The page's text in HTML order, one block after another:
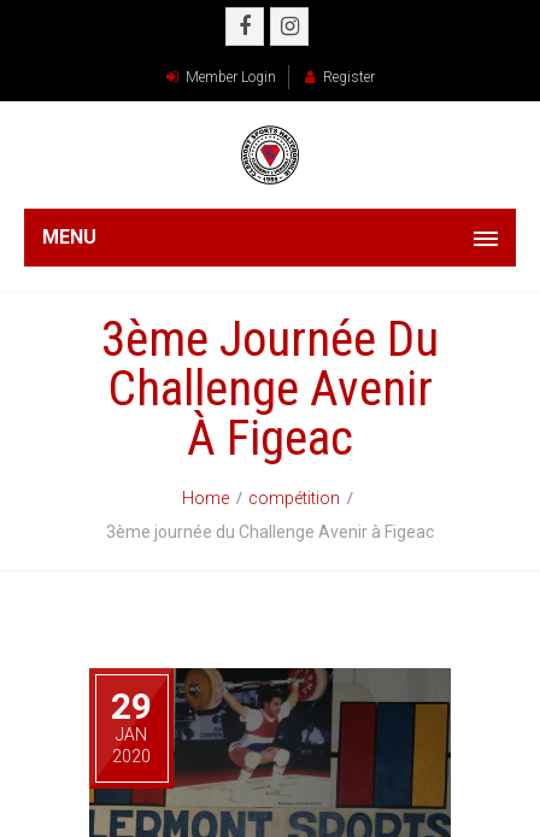
Member Login Register
MENU
3ème Journée Du
Challenge Avenir
À Figeac
Home
compétition
3ème journée du Challenge Avenir à Figeac
29
JAN
2020